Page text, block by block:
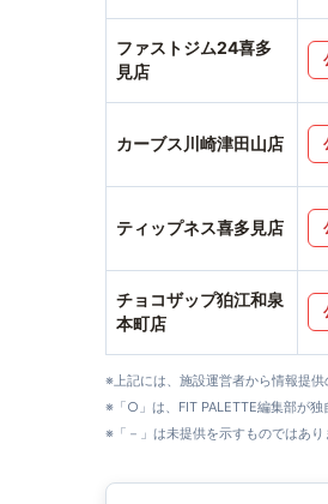
ファストジム24喜多
見店
カーブス川崎津田山店
ティップネス喜多見店
チョコザップ狛江和泉
本町店
※上記には、施設運営者から情報提
※「○」は、FIT PALETTE編集部が独
※「－」は未提供を示すものではあり